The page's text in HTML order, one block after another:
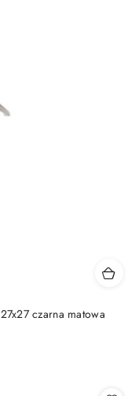
czarna matowa